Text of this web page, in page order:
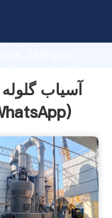
advanced
آسیاب
)